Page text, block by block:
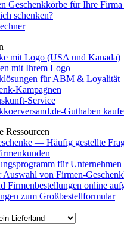
Geschenkkörbe für Ihre Firma
schenken?
mit Logo (USA und Kanada)
mit Ihrem Logo
für ABM & Loyalität
Kampagnen
Service
Guthaben
Ressourcen
— Häufig gestellte
für Unternehmen
Auswahl von Firmen-
Firmenbestellungen online
zum Großbestellformular